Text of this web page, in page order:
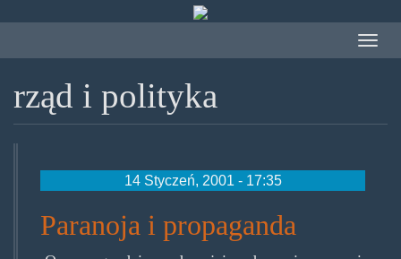
treści
Toggle
rząd i polityka
14 Styczeń, 2001 - 17:35
Paranoja i propaganda